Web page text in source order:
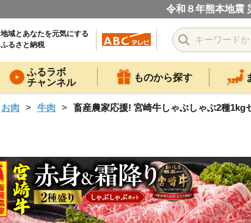
令和８年熊本地震
地域とあなたを元気にする
ふるさと納税
ふるラボ
チャンネル
ものから探す
お肉 牛肉 畜産農家応援! 宮崎牛しゃぶしゃぶ2種1kg